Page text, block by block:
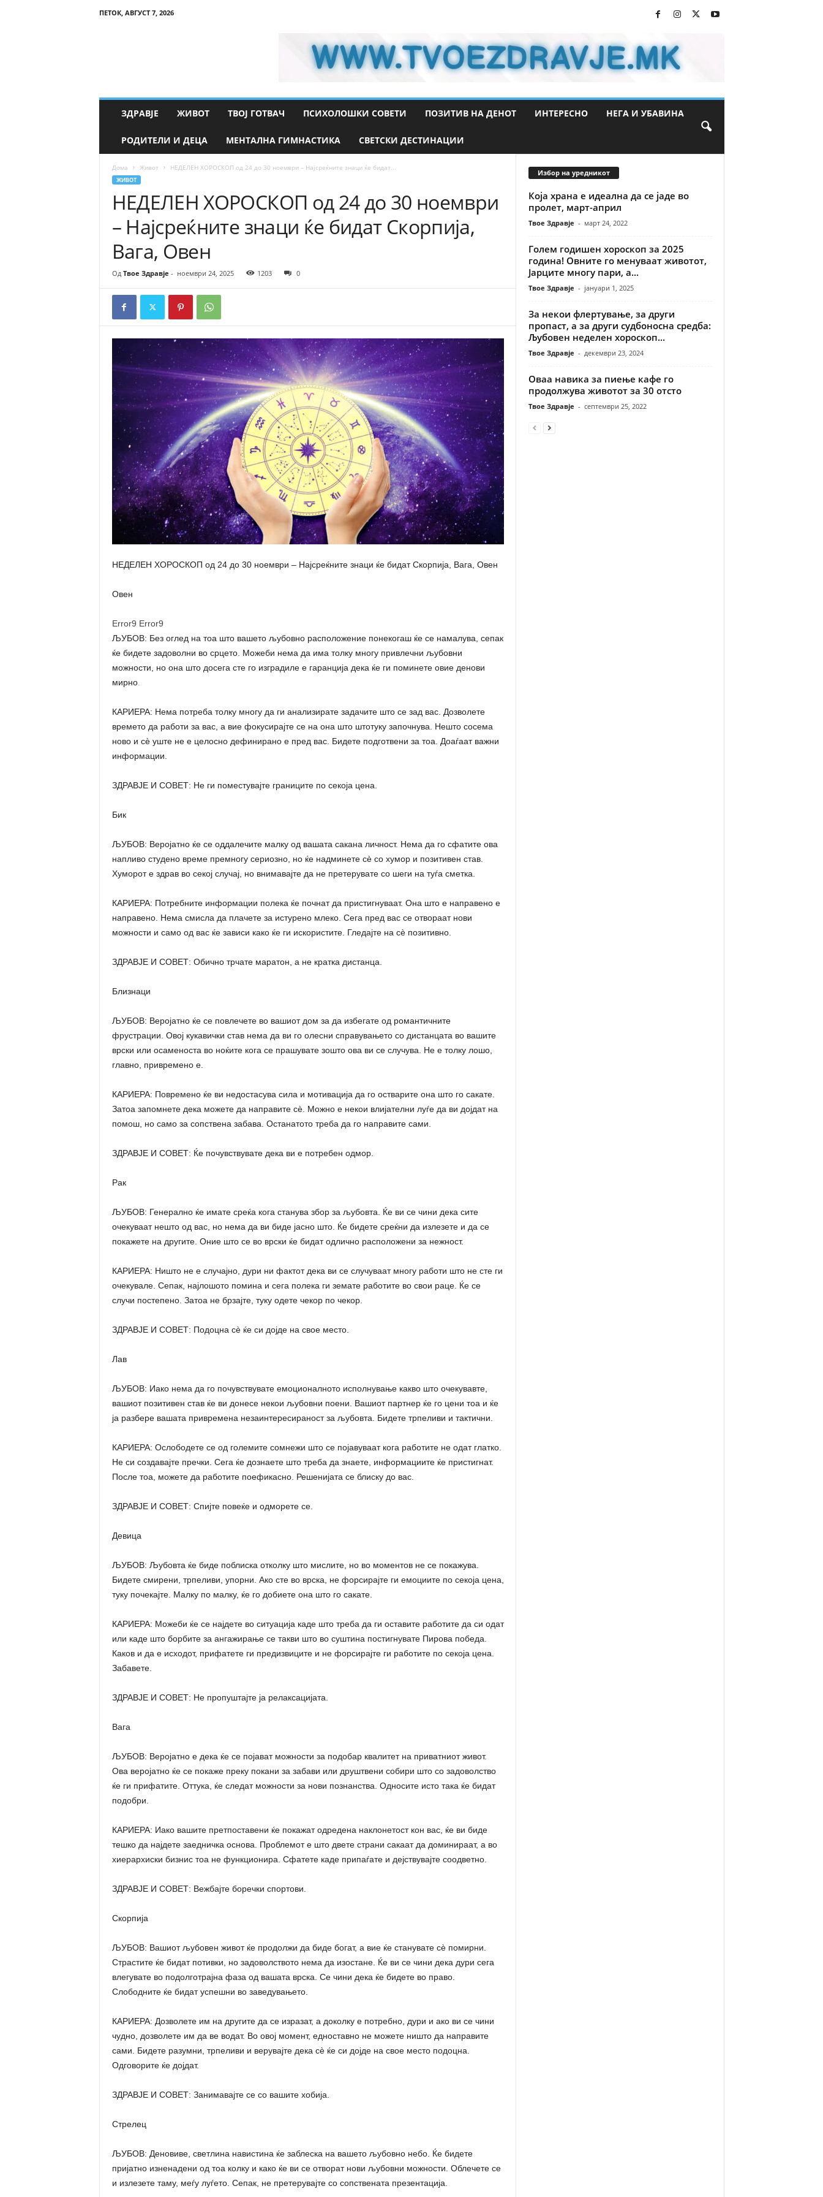
ПЕТОК, АВГУСТ 7, 2026
ЗДРАВЈЕ ЖИВОТ ТВОЈ ГОТВАЧ ПСИХОЛОШКИ СОВЕТИ ПОЗИТИВ НА ДЕНОТ ИНТЕРЕСНО НЕГА И УБАВИНА
РОДИТЕЛИ И ДЕЦА МЕНТАЛНА ГИМНАСТИКА СВЕТСКИ ДЕСТИНАЦИИ
Дома Живот НЕДЕЛЕН ХОРОСКОП од 24 до 30 ноември – Најсреќните знаци ќе бидат...
ЖИВОТ
НЕДЕЛЕН ХОРОСКОП од 24 до 30 ноември
– Најсреќните знаци ќе бидат Скорпија,
Вага, Овен
Од Твое Здравје - ноември 24, 2025 1203 0
НЕДЕЛЕН ХОРОСКОП од 24 до 30 ноември – Најсреќните знаци ќе бидат Скорпија, Вага, Овен
Овен
Error9 Error9
ЉУБОВ: Без оглед на тоа што вашето љубовно расположение понекогаш ќе се намалува, сепак
ќе бидете задоволни во срцето. Можеби нема да има толку многу привлечни љубовни
можности, но она што досега сте го изградиле е гаранција дека ќе ги поминете овие денови
мирно.
КАРИЕРА: Нема потреба толку многу да ги анализирате задачите што се зад вас. Дозволете
времето да работи за вас, а вие фокусирајте се на она што штотуку започнува. Нешто сосема
ново и сè уште не е целосно дефинирано е пред вас. Бидете подготвени за тоа. Доаѓаат важни
информации.
ЗДРАВЈЕ И СОВЕТ: Не ги поместувајте границите по секоја цена.
Бик
ЉУБОВ: Веројатно ќе се оддалечите малку од вашата сакана личност. Нема да го сфатите ова
напливо студено време премногу сериозно, но ќе надминете сè со хумор и позитивен став.
Хуморот е здрав во секој случај, но внимавајте да не претерувате со шеги на туѓа сметка.
КАРИЕРА: Потребните информации полека ќе почнат да пристигнуваат. Она што е направено е
направено. Нема смисла да плачете за истурено млеко. Сега пред вас се отвораат нови
можности и само од вас ќе зависи како ќе ги искористите. Гледајте на сè позитивно.
ЗДРАВЈЕ И СОВЕТ: Обично трчате маратон, а не кратка дистанца.
Близнаци
ЉУБОВ: Веројатно ќе се повлечете во вашиот дом за да избегате од романтичните
фрустрации. Овој кукавички став нема да ви го олесни справувањето со дистанцата во вашите
врски или осаменоста во ноќите кога се прашувате зошто ова ви се случува. Не е толку лошо,
главно, привремено е.
КАРИЕРА: Повремено ќе ви недостасува сила и мотивација да го остварите она што го сакате.
Затоа запомнете дека можете да направите сè. Можно е некои влијателни луѓе да ви дојдат на
помош, но само за сопствена забава. Останатото треба да го направите сами.
ЗДРАВЈЕ И СОВЕТ: Ќе почувствувате дека ви е потребен одмор.
Рак
ЉУБОВ: Генерално ќе имате среќа кога станува збор за љубовта. Ќе ви се чини дека сите
очекуваат нешто од вас, но нема да ви биде јасно што. Ќе бидете среќни да излезете и да се
покажете на другите. Оние што се во врски ќе бидат одлично расположени за нежност.
КАРИЕРА: Ништо не е случајно, дури ни фактот дека ви се случуваат многу работи што не сте ги
очекувале. Сепак, најлошото помина и сега полека ги земате работите во свои раце. Ќе се
случи постепено. Затоа не брзајте, туку одете чекор по чекор.
ЗДРАВЈЕ И СОВЕТ: Подоцна сè ќе си дојде на свое место.
Лав
ЉУБОВ: Иако нема да го почувствувате емоционалното исполнување какво што очекувавте,
вашиот позитивен став ќе ви донесе некои љубовни поени. Вашиот партнер ќе го цени тоа и ќе
ја разбере вашата привремена незаинтересираност за љубовта. Бидете трпеливи и тактични.
КАРИЕРА: Ослободете се од големите сомнежи што се појавуваат кога работите не одат глатко.
Не си создавајте пречки. Сега ќе дознаете што треба да знаете, информациите ќе пристигнат.
После тоа, можете да работите поефикасно. Решенијата се блиску до вас.
ЗДРАВЈЕ И СОВЕТ: Спијте повеќе и одморете се.
Девица
ЉУБОВ: Љубовта ќе биде поблиска отколку што мислите, но во моментов не се покажува.
Бидете смирени, трпеливи, упорни. Ако сте во врска, не форсирајте ги емоциите по секоја цена,
туку почекајте. Малку по малку, ќе го добиете она што го сакате.
КАРИЕРА: Можеби ќе се најдете во ситуација каде што треба да ги оставите работите да си одат
или каде што борбите за ангажирање се такви што во суштина постигнувате Пирова победа.
Каков и да е исходот, прифатете ги предизвиците и не форсирајте ги работите по секоја цена.
Забавете.
ЗДРАВЈЕ И СОВЕТ: Не пропуштајте ја релаксацијата.
Вага
ЉУБОВ: Веројатно е дека ќе се појават можности за подобар квалитет на приватниот живот.
Ова веројатно ќе се покаже преку покани за забави или друштвени собири што со задоволство
ќе ги прифатите. Оттука, ќе следат можности за нови познанства. Односите исто така ќе бидат
подобри.
КАРИЕРА: Иако вашите претпоставени ќе покажат одредена наклонетост кон вас, ќе ви биде
тешко да најдете заедничка основа. Проблемот е што двете страни сакаат да доминираат, а во
хиерархиски бизнис тоа не функционира. Сфатете каде припаѓате и дејствувајте соодветно.
ЗДРАВЈЕ И СОВЕТ: Вежбајте боречки спортови.
Скорпија
ЉУБОВ: Вашиот љубовен живот ќе продолжи да биде богат, а вие ќе станувате сè помирни.
Страстите ќе бидат потивки, но задоволството нема да изостане. Ќе ви се чини дека дури сега
влегувате во подолготрајна фаза од вашата врска. Се чини дека ќе бидете во право.
Слободните ќе бидат успешни во заведувањето.
КАРИЕРА: Дозволете им на другите да се изразат, а доколку е потребно, дури и ако ви се чини
чудно, дозволете им да ве водат. Во овој момент, едноставно не можете ништо да направите
сами. Бидете разумни, трпеливи и верувајте дека сè ќе си дојде на свое место подоцна.
Одговорите ќе дојдат.
ЗДРАВЈЕ И СОВЕТ: Занимавајте се со вашите хобија.
Стрелец
ЉУБОВ: Деновиве, светлина навистина ќе заблеска на вашето љубовно небо. Ќе бидете
пријатно изненадени од тоа колку и како ќе ви се отворат нови љубовни можности. Облечете се
и излезете таму, меѓу луѓето. Сепак, не претерувајте со сопствената презентација.
Избор на уредникот
Која храна е идеална да се јаде во
пролет, март-април
Твое Здравје - март 24, 2022
Голем годишен хороскоп за 2025
година! Овните го менуваат животот,
Јарците многу пари, а...
Твое Здравје - јануари 1, 2025
За некои флертување, за други
пропаст, а за други судбоносна средба:
Љубовен неделен хороскоп...
Твое Здравје - декември 23, 2024
Оваа навика за пиење кафе го
продолжува животот за 30 отсто
Твое Здравје - септември 25, 2022